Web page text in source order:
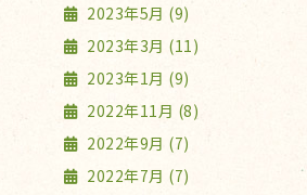
2023年5月 (9)
2023年3月 (11)
2023年1月 (9)
2022年11月 (8)
2022年9月 (7)
2022年7月 (7)